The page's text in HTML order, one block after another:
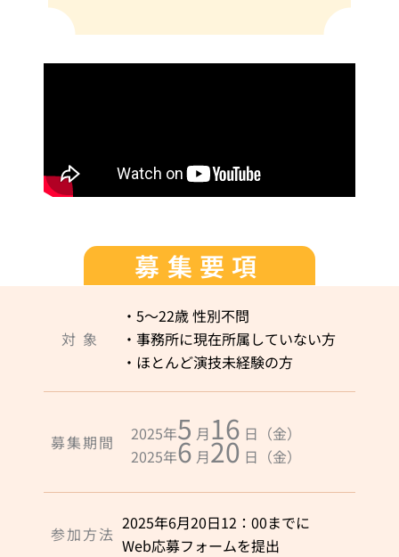
募集要項
対象
・5〜22歳 性別不問
・事務所に現在所属していない方
・ほとんど演技未経験の方
募集期間 2025年5 月 16 日（金）
2025年6 月20 日（金）
参加方法
2025年6月20日12：00までに
Web応募フォームを提出